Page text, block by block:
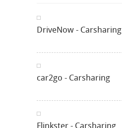
DriveNow - Carsharing
car2go - Carsharing
Flinkster - Carsharing